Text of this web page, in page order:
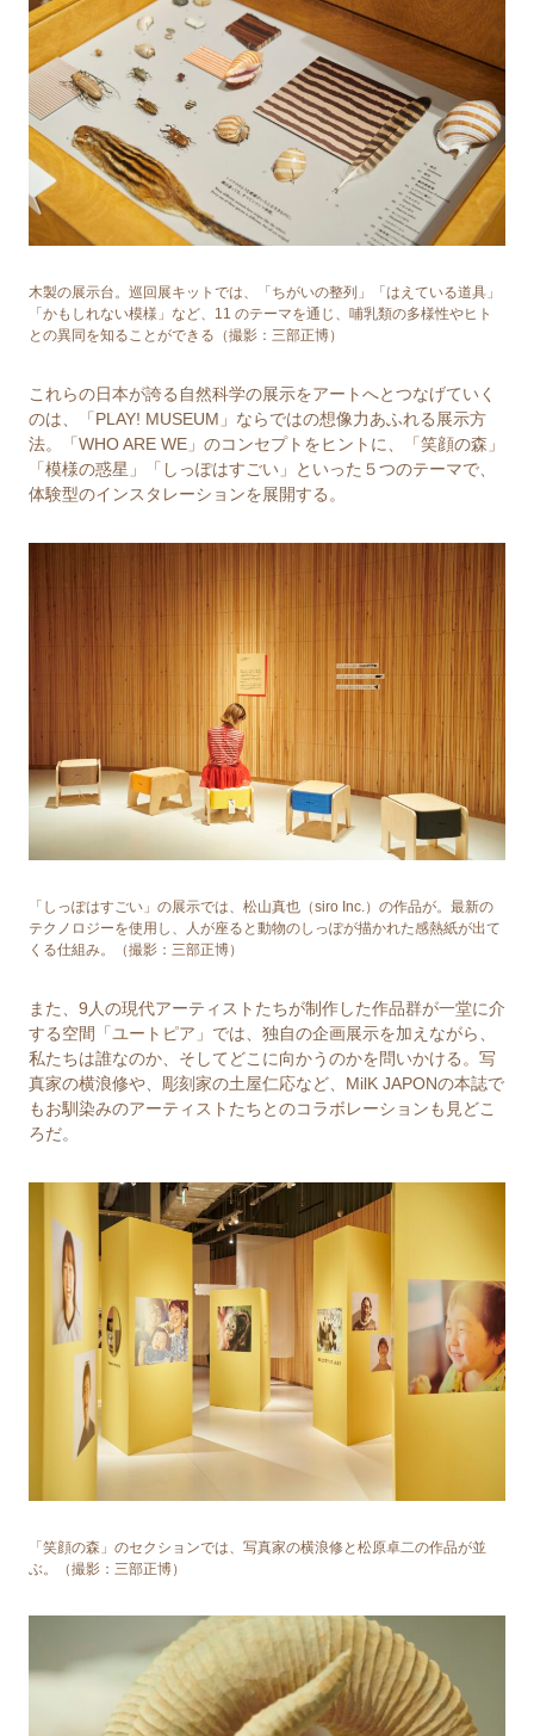
木製の展示台。巡回展キットでは、「ちがいの整列」「はえている道具」
「かもしれない模様」など、11 のテーマを通じ、哺乳類の多様性やヒト
との異同を知ることができる（撮影：三部正博）
これらの日本が誇る⾃然科学の展示をアートへとつなげていく
のは、「PLAY! MUSEUM」ならではの想像力あふれる展示方
法。「WHO ARE WE」のコンセプトをヒントに、「笑顔の森」
「模様の惑星」「しっぽはすごい」といった５つのテーマで、
体験型のインスタレーションを展開する。
「しっぽはすごい」の展示では、松⼭真也（siro Inc.）の作品が。最新の
テクノロジーを使⽤し、⼈が座ると動物のしっぽが描かれた感熱紙が出て
くる仕組み。（撮影：三部正博）
また、9⼈の現代アーティストたちが制作した作品群が⼀堂に介
する空間「ユートピア」では、独⾃の企画展⽰を加えながら、
私たちは誰なのか、そしてどこに向かうのかを問いかける。写
真家の横浪修や、彫刻家の⼟屋仁応など、MilK JAPONの本誌で
もお馴染みのアーティストたちとのコラボレーションも見どこ
ろだ。
「笑顔の森」のセクションでは、写真家の横浪修と松原卓⼆の作品が並
ぶ。（撮影：三部正博）